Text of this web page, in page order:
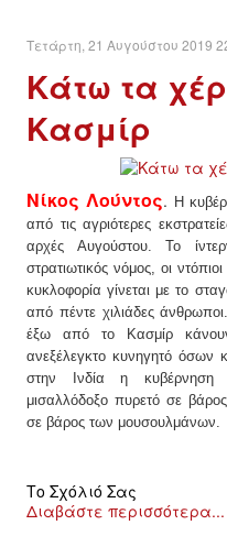
ΑΝΑΤΟΛΙΚΉ
ΜΈΣΗ
Τετάρτη, 21 Αυγούστου 2019
Κάτω τα
Κασμίρ
Νίκος Λούντος. Η
από τις αγριότερες
αρχές Αυγούστου. Το
στρατιωτικός νόμος, οι
κυκλοφορία γίνεται με το
από πέντε χιλιάδες
έξω από το Κασμίρ
ανεξέλεγκτο κυνηγητό όσων
στην Ινδία η κυβέρνηση
μισαλλόδοξο πυρετό σε
σε βάρος των μουσουλμάνων.
Το Σχόλιό Σας
Διαβάστε περισσότερα...